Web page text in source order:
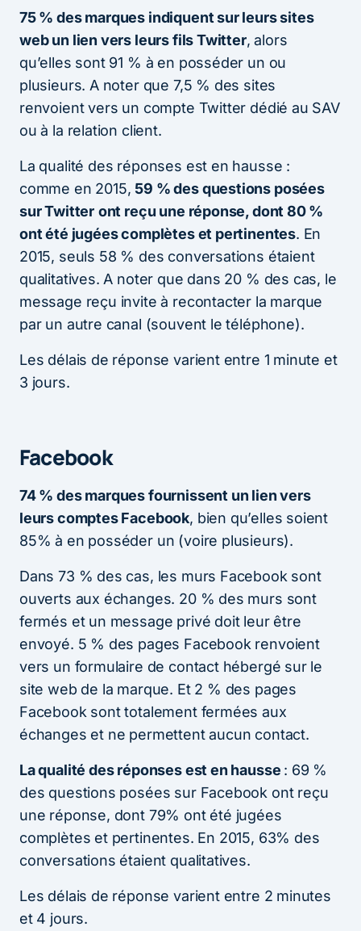
75 % des marques indiquent sur leurs sites
web un lien vers leurs fils Twitter, alors
qu’elles sont 91 % à en posséder un ou
plusieurs. A noter que 7,5 % des sites
renvoient vers un compte Twitter dédié au SAV
ou à la relation client.
La qualité des réponses est en hausse :
comme en 2015, 59 % des questions posées
sur Twitter ont reçu une réponse, dont 80 %
ont été jugées complètes et pertinentes. En
2015, seuls 58 % des conversations étaient
qualitatives. A noter que dans 20 % des cas, le
message reçu invite à recontacter la marque
par un autre canal (souvent le téléphone).
Les délais de réponse varient entre 1 minute et
3 jours.
Facebook
74 % des marques fournissent un lien vers
leurs comptes Facebook, bien qu’elles soient
85% à en posséder un (voire plusieurs).
Dans 73 % des cas, les murs Facebook sont
ouverts aux échanges. 20 % des murs sont
fermés et un message privé doit leur être
envoyé. 5 % des pages Facebook renvoient
vers un formulaire de contact hébergé sur le
site web de la marque. Et 2 % des pages
Facebook sont totalement fermées aux
échanges et ne permettent aucun contact.
La qualité des réponses est en hausse : 69 %
des questions posées sur Facebook ont reçu
une réponse, dont 79% ont été jugées
complètes et pertinentes. En 2015, 63% des
conversations étaient qualitatives.
Les délais de réponse varient entre 2 minutes
et 4 jours.